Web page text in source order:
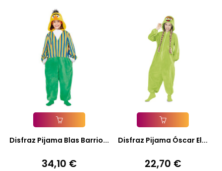
Añadir A La Cesta
Disfraz Pijama Blas Barrio...
Precio
34,10 €
Añadir A La Cesta
Disfraz Pijama Óscar El...
Precio
22,70 €